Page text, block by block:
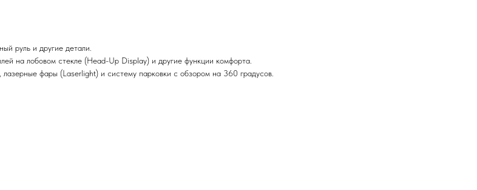
руль и другие детали.
на лобовом стекле (Head-Up Display) и другие функции комфорта.
фары (Laserlight) и систему парковки с обзором на 360 градусов.